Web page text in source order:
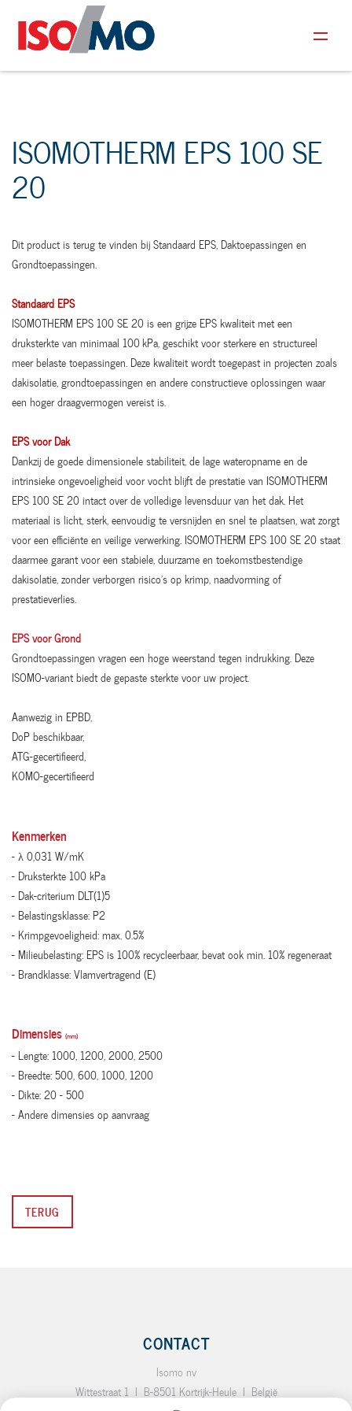
ISOMOTHERM EPS 100 SE
20
Dit product is terug te vinden bij Standaard EPS, Daktoepassingen en
Grondtoepassingen.
Standaard EPS
ISOMOTHERM EPS 100 SE 20 is een grijze EPS kwaliteit met een
druksterkte van minimaal 100 kPa, geschikt voor sterkere en structureel
meer belaste toepassingen. Deze kwaliteit wordt toegepast in projecten zoals
dakisolatie, grondtoepassingen en andere constructieve oplossingen waar
een hoger draagvermogen vereist is.
EPS voor Dak
Dankzij de goede dimensionele stabiliteit, de lage wateropname en de
intrinsieke ongevoeligheid voor vocht blijft de prestatie van ISOMOTHERM
EPS 100 SE 20 intact over de volledige levensduur van het dak. Het
materiaal is licht, sterk, eenvoudig te versnijden en snel te plaatsen, wat zorgt
voor een efficiënte en veilige verwerking. ISOMOTHERM EPS 100 SE 20 staat
daarmee garant voor een stabiele, duurzame en toekomstbestendige
dakisolatie, zonder verborgen risico’s op krimp, naadvorming of
prestatieverlies.
EPS voor Grond
Grondtoepassingen vragen een hoge weerstand tegen indrukking. Deze
ISOMO-variant biedt de gepaste sterkte voor uw project.
Aanwezig in EPBD,
DoP beschikbaar,
ATG-gecertifieerd,
KOMO-gecertifieerd
Kenmerken
- λ 0,031 W/mK
- Druksterkte 100 kPa
- Dak-criterium DLT(1)5
- Belastingsklasse: P2
- Krimpgevoeligheid: max. 0.5%
- Milieubelasting: EPS is 100% recycleerbaar, bevat ook min. 10% regeneraat
- Brandklasse: Vlamvertragend (E)
Dimensies (mm)
- Lengte: 1000, 1200, 2000, 2500
- Breedte: 500, 600, 1000, 1200
- Dikte: 20 - 500
- Andere dimensies op aanvraag
TERUG
CONTACT
Isomo nv
Wittestraat 1I B-8501 Kortrijk-HeuleI België